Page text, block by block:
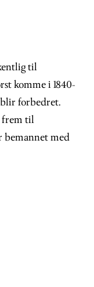
til
komme i 1840-
forbedret.
frem til
bemannet med